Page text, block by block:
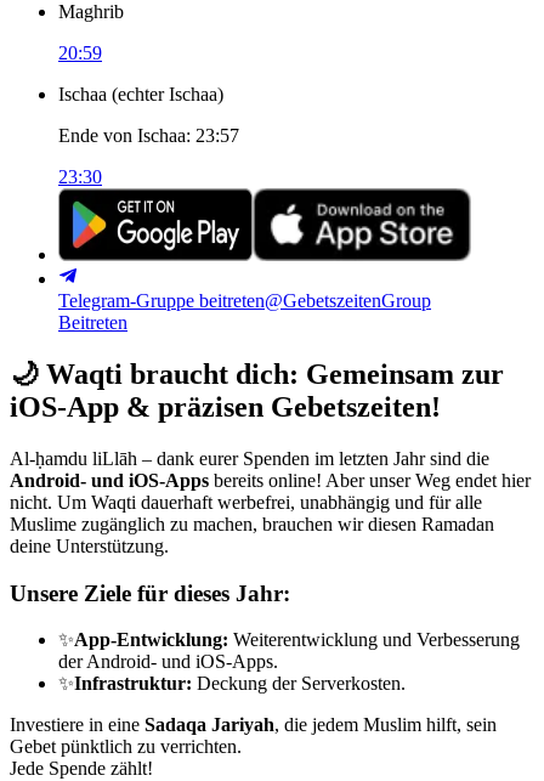
Maghrib
20:59
Ischaa (echter Ischaa)
Ende von Ischaa: 23:57
23:30
Telegram-Gruppe beitreten@GebetszeitenGroup
Beitreten
🌙 Waqti braucht dich: Gemeinsam zur
iOS-App & präzisen Gebetszeiten!
Al-ḥamdu liLlāh – dank eurer Spenden im letzten Jahr sind die
Android- und iOS-Apps bereits online! Aber unser Weg endet hier
nicht. Um Waqti dauerhaft werbefrei, unabhängig und für alle
Muslime zugänglich zu machen, brauchen wir diesen Ramadan
deine Unterstützung.
Unsere Ziele für dieses Jahr:
✨App-Entwicklung: Weiterentwicklung und Verbesserung
der Android- und iOS-Apps.
✨Infrastruktur: Deckung der Serverkosten.
Investiere in eine Sadaqa Jariyah, die jedem Muslim hilft, sein
Gebet pünktlich zu verrichten.
Jede Spende zählt!